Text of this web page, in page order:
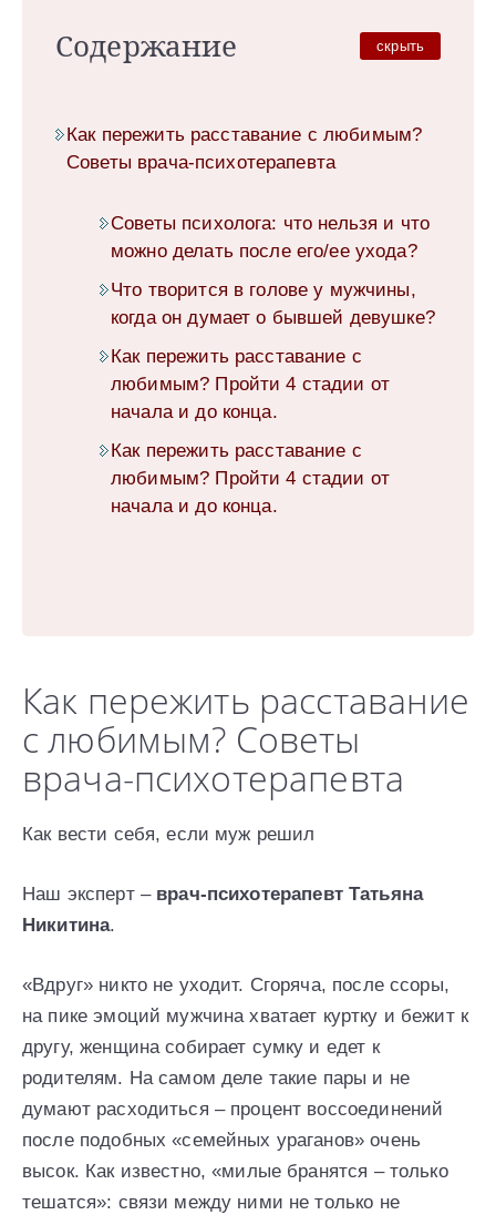
Содержание скрыть
Как пережить расставание с любимым?
Советы врача-психотерапевта
Советы психолога: что нельзя и что
можно делать после его/ее ухода?
Что творится в голове у мужчины,
когда он думает о бывшей девушке?
Как пережить расставание с
любимым? Пройти 4 стадии от
начала и до конца.
Как пережить расставание с
любимым? Пройти 4 стадии от
начала и до конца.
Как пережить расставание
с любимым? Советы
врача-психотерапевта
Как вести себя, если муж решил
Наш эксперт – врач-психотерапевт Татьяна
Никитина.
«Вдруг» никто не уходит. Сгоряча, после ссоры,
на пике эмоций мужчина хватает куртку и бежит к
другу, женщина собирает сумку и едет к
родителям. На самом деле такие пары и не
думают расходиться – процент воссоединений
после подобных «семейных ураганов» очень
высок. Как известно, «милые бранятся – только
тешатся»: связи между ними не только не